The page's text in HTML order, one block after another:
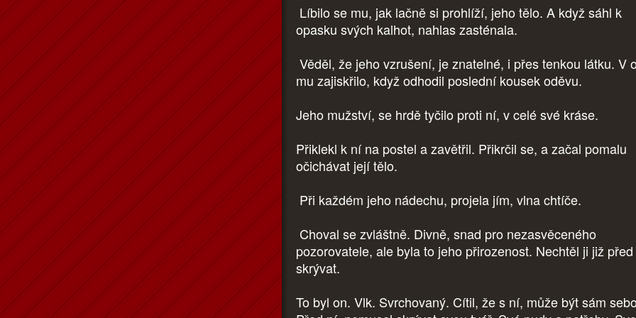
Líbilo se mu, jak lačně si prohlíží, jeho tělo. A když sáhl k
opasku svých kalhot, nahlas zasténala.
Věděl, že jeho vzrušení, je znatelné, i přes tenkou látku. V
mu zajiskřilo, když odhodil poslední kousek oděvu.
Jeho mužství, se hrdě tyčilo proti ní, v celé své kráse.
Přiklekl k ní na postel a zavětřil. Přikrčil se, a začal pomalu
očichávat její tělo.
Při každém jeho nádechu, projela jím, vlna chtíče.
Choval se zvláštně. Divně, snad pro nezasvěceného
pozorovatele, ale byla to jeho přirozenost. Nechtěl ji již
skrývat.
To byl on. Vlk. Svrchovaný. Cítil, že s ní, může být sám